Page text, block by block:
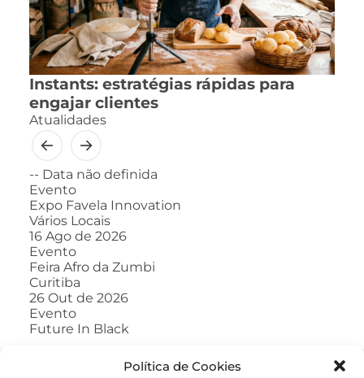
Política de Cookies
Instants: estratégias rápidas para
engajar clientes
Atualidades
-- Data não definida
Evento
Expo Favela Innovation
Vários Locais
16 Ago de 2026
Evento
Feira Afro da Zumbi
Curitiba
26 Out de 2026
Evento
Future In Black